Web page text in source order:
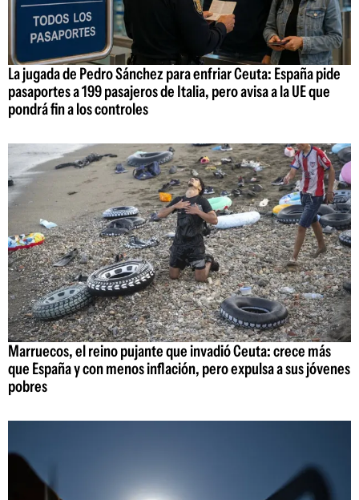
La jugada de Pedro Sánchez para enfriar Ceuta: España pide
pasaportes a 199 pasajeros de Italia, pero avisa a la UE que
pondrá fin a los controles
Marruecos, el reino pujante que invadió Ceuta: crece más
que España y con menos inflación, pero expulsa a sus jóvenes
pobres